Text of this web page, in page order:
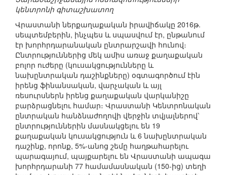
կենտրոնի գիտաշխատող
Վրաստանի ներքաղաքական իրավիճակը 2016թ.
սեպտեմբերին, ինչպես և սպասվում էր, ընթանում
էր խորհրդարանական ընտրարշավի հունով։
Ընտրություններից մեկ ամիս առաջ քաղաքական
բոլոր ուժերը (կուսակցությունները և
նախընտրական դաշինքները) օգտագործում էին
իրենց ֆինանսական, վարչական և այլ
ռեսուրսներն իրենց քաղաքական վարկանիշը
բարձրացնելու համար։ Վրաստանի Կենտրոնական
ընտրական հանձնաժողովի վերջին տվյալներով՝
ընտրություններին մասնակցելու են 19
քաղաքական կուսակցություն և 6 նախընտրական
դաշինք, որոնք, 5%-անոց շեմը հաղթահարելու
պարագայում, պայքարելու են Վրաստանի ապագա
խորհրդարանի 77 համամասնական (150-ից) տեղի